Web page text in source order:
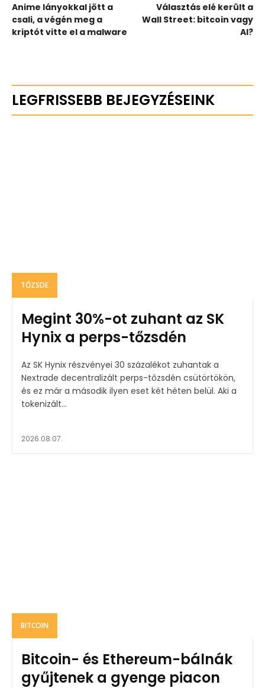
Anime lányokkal jött a
csali, a végén meg a
kriptót vitte el a malware
Választás elé került a
Wall Street: bitcoin vagy
AI?
LEGFRISSEBB BEJEGYZÉSEINK
TŐZSDE
Megint 30%-ot zuhant az SK
Hynix a perps-tőzsdén
Az SK Hynix részvényei 30 százalékot zuhantak a
Nextrade decentralizált perps-tőzsdén csütörtökön,
és ez már a második ilyen eset két héten belül. Aki a
tokenizált...
2026.08.07.
BITCOIN
Bitcoin- és Ethereum-bálnák
gyűjtenek a gyenge piacon